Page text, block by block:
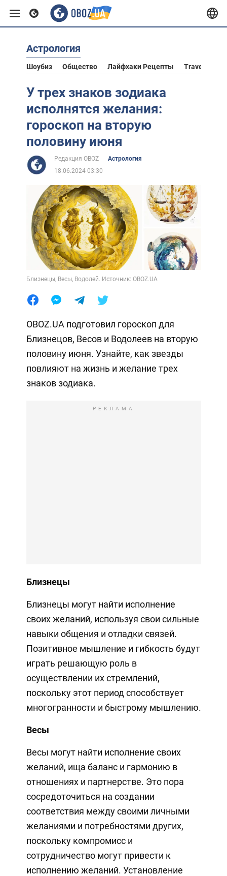
Европа
США
Азия
Африка
Лайфхаки
Астрология
Шоубиз Общество Лайфхаки Рецепты Travel
У трех знаков зодиака
исполнятся желания:
гороскоп на вторую
половину июня
Редакция OBOZ
Астрология
18.06.2024 03:30
Близнецы, Весы, Водолей. Источник: OBOZ.UA
OBOZ.UA подготовил гороскоп для
Близнецов, Весов и Водолеев на вторую
половину июня. Узнайте, как звезды
повлияют на жизнь и желание трех
знаков зодиака.
РЕКЛАМА
Близнецы
Близнецы могут найти исполнение
своих желаний, используя свои сильные
навыки общения и отладки связей.
Позитивное мышление и гибкость будут
играть решающую роль в
осуществлении их стремлений,
поскольку этот период способствует
многогранности и быстрому мышлению.
Весы
Весы могут найти исполнение своих
желаний, ища баланс и гармонию в
отношениях и партнерстве. Это пора
сосредоточиться на создании
соответствия между своими личными
желаниями и потребностями других,
поскольку компромисс и
сотрудничество могут привести к
исполнению желаний. Установление